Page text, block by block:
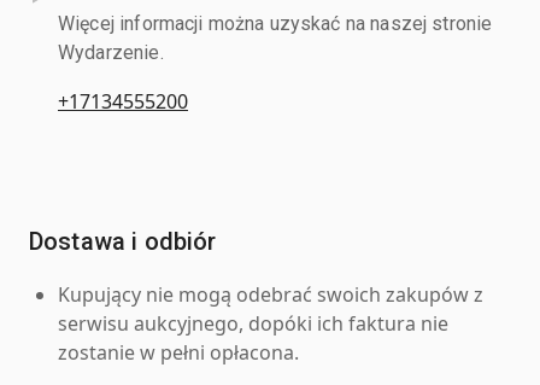
Więcej informacji można uzyskać na naszej stronie
Wydarzenie.
+17134555200
Dostawa i odbiór
Kupujący nie mogą odebrać swoich zakupów z
serwisu aukcyjnego, dopóki ich faktura nie
zostanie w pełni opłacona.